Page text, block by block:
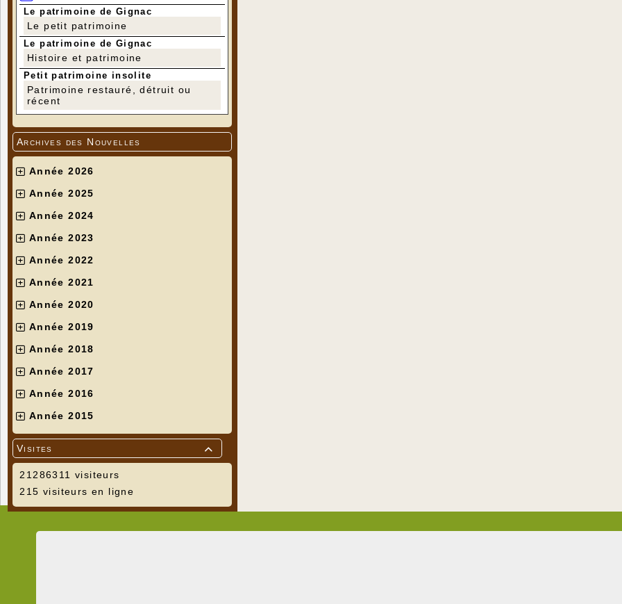
Le patrimoine de Gignac
Le petit patrimoine
Le patrimoine de Gignac
Histoire et patrimoine
Petit patrimoine insolite
Patrimoine restauré, détruit ou
récent
Archives des Nouvelles
Année 2026
Année 2025
Année 2024
Année 2023
Année 2022
Année 2021
Année 2020
Année 2019
Année 2018
Année 2017
Année 2016
Année 2015

Visites
21286311 visiteurs
215 visiteurs en ligne